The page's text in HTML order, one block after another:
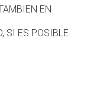
EN
SI ES POSIBLE.